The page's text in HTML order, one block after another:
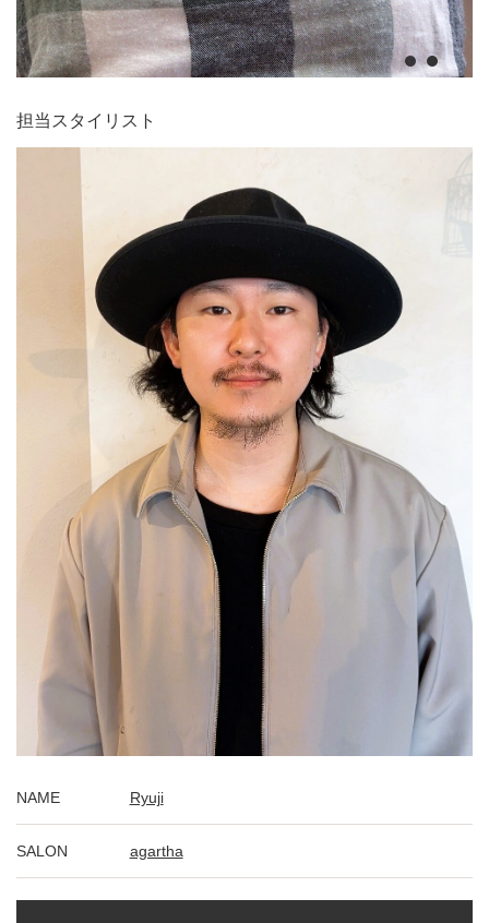
担当スタイリスト
NAME Ryuji
SALON agartha